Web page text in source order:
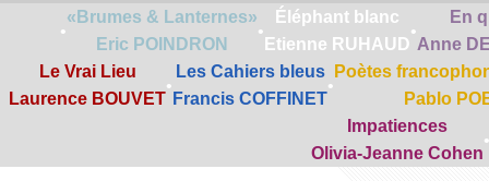
•
«Brumes & Lanternes»
Eric POINDRON
•
Éléphant blanc
Etienne RUHAUD
•
En
Anne
Le Vrai Lieu
Laurence BOUVET
•
Les Cahiers bleus
Francis COFFINET
•
Poètes
Pablo
Impatiences
Olivia-Jeanne Cohen
•